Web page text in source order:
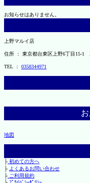
お知らせはありません。
上野マルイ店
住所 ： 東京都台東区上野6丁目15-1
TEL ： 0358344971
地図
├初めての方へ
├ よくあるお問い合わせ
├ご利用規約